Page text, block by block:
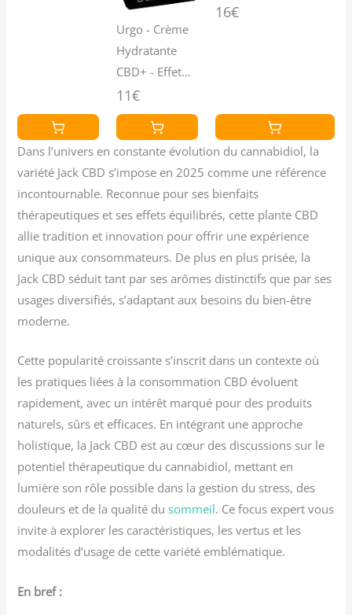
Urgo - Crème
Hydratante
CBD+ - Effet
Chaud/Froid -
Crème de
Massage 98%
d'Origine
Naturelle - Dès
7 ans - Tube
50 ML
11€
musculaire avec
Massage et
Relaxation, testé
Dermatologiquement,
100ml
16€
Dans l’univers en constante évolution du cannabidiol, la
variété Jack CBD s’impose en 2025 comme une référence
incontournable. Reconnue pour ses bienfaits
thérapeutiques et ses effets équilibrés, cette plante CBD
allie tradition et innovation pour offrir une expérience
unique aux consommateurs. De plus en plus prisée, la
Jack CBD séduit tant par ses arômes distinctifs que par ses
usages diversifiés, s’adaptant aux besoins du bien-être
moderne.
Cette popularité croissante s’inscrit dans un contexte où
les pratiques liées à la consommation CBD évoluent
rapidement, avec un intérêt marqué pour des produits
naturels, sûrs et efficaces. En intégrant une approche
holistique, la Jack CBD est au cœur des discussions sur le
potentiel thérapeutique du cannabidiol, mettant en
lumière son rôle possible dans la gestion du stress, des
douleurs et de la qualité dusommeil. Ce focus expert vous
invite à explorer les caractéristiques, les vertus et les
modalités d’usage de cette variété emblématique.
En bref :